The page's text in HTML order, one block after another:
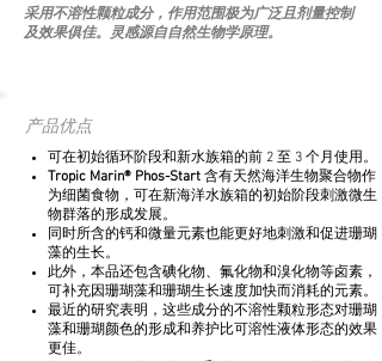
采用不溶性颗粒成分，作用范围极为广泛且剂量控制
及效果俱佳。灵感源自自然生物学原理。
产品优点
可在初始循环阶段和新水族箱的前 2 至 3 个月使用。
Tropic Marin® Phos-Start 含有天然海洋生物聚合物作
为细菌食物，可在新海洋水族箱的初始阶段刺激微生
物群落的形成发展。
同时所含的钙和微量元素也能更好地刺激和促进珊瑚
藻的生长。
此外，本品还包含碘化物、氟化物和溴化物等卤素，
可补充因珊瑚藻和珊瑚生长速度加快而消耗的元素。
最近的研究表明，这些成分的不溶性颗粒形态对珊瑚
藻和珊瑚颜色的形成和养护比可溶性液体形态的效果
更佳。